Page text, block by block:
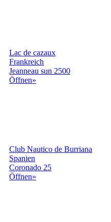
Lac de cazaux
Frankreich
Jeanneau sun 2500
Öffnen»
Club Nautico de Burriana
Spanien
Coronado 25
Öffnen»